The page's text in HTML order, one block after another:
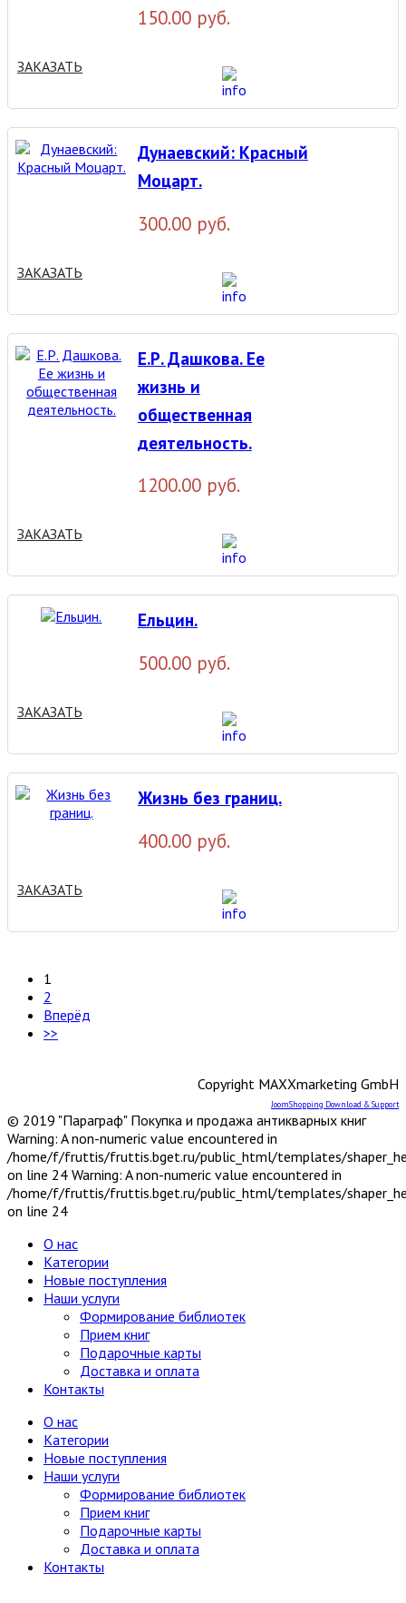
150.00 руб.
ЗАКАЗАТЬ
Дунаевский: Красный
Моцарт.
300.00 руб.
ЗАКАЗАТЬ
Е.Р. Дашкова. Ее
жизнь и
общественная
деятельность.
1200.00 руб.
ЗАКАЗАТЬ
Ельцин.
500.00 руб.
ЗАКАЗАТЬ
Жизнь без границ.
400.00 руб.
ЗАКАЗАТЬ
1
2
Вперёд
>>
Copyright MAXXmarketing GmbH
JoomShopping Download & Support
© 2019 "Параграф" Покупка и продажа антикварных книг
Warning: A non-numeric value encountered in
/home/f/fruttis/fruttis.bget.ru/public_html/templates/
on line 24 Warning: A non-numeric value encountered in
/home/f/fruttis/fruttis.bget.ru/public_html/templates/
on line 24
О нас
Категории
Новые поступления
Наши услуги
Формирование библиотек
Прием книг
Подарочные карты
Доставка и оплата
Контакты
О нас
Категории
Новые поступления
Наши услуги
Формирование библиотек
Прием книг
Подарочные карты
Доставка и оплата
Контакты